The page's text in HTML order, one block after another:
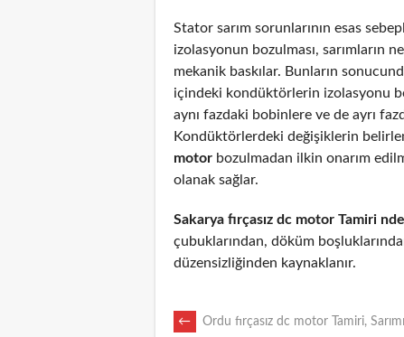
Stator sarım sorunlarının esas
izolasyonun bozulması, sarımların
mekanik baskılar. Bunların
içindeki kondüktörlerin izolasyonu
aynı fazdaki bobinlere ve de ayrı
Kondüktörlerdeki değişiklerin
motor bozulmadan ilkin onarım
olanak sağlar.
Sakarya fırçasız dc motor Tamiri nde
çubuklarından, döküm
düzensizliğinden kaynaklanır.
← Ordu fırçasız dc motor Tamiri,